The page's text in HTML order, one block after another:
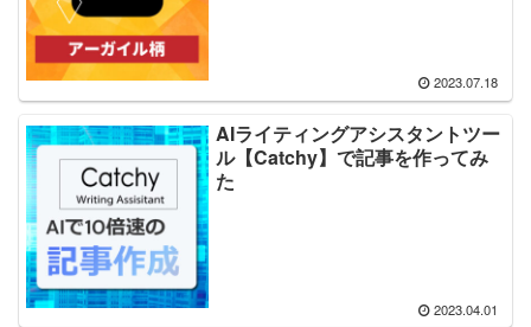
2023.07.18
AIライティングアシスタントツー
ル【Catchy】で記事を作ってみ
た
2023.04.01